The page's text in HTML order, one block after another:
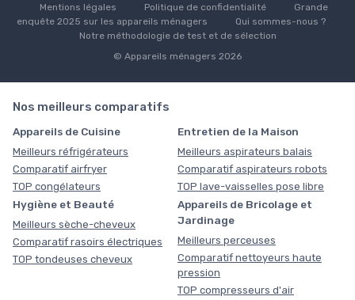
Mentions légales Politique de confidentialité
Grande
enquête 2025 sur les appareils ménagers
Qui sommes-nous ?
Notre méthodologie de test et de sélection
© Appareils ménagers 2026
Nos meilleurs comparatifs
Appareils de Cuisine
Meilleurs réfrigérateurs
Comparatif airfryer
TOP congélateurs
Entretien de la Maison
Meilleurs aspirateurs balais
Comparatif aspirateurs robots
TOP lave-vaisselles pose libre
Hygiène et Beauté
Meilleurs sèche-cheveux
Comparatif rasoirs électriques
TOP tondeuses cheveux
Appareils de Bricolage et
Jardinage
Meilleurs perceuses
Comparatif nettoyeurs haute
pression
TOP compresseurs d'air